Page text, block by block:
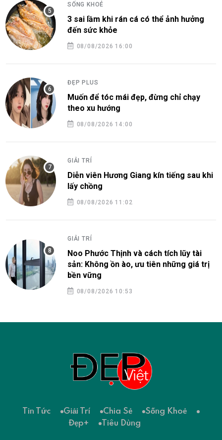
SỐNG KHOẺ
3 sai lầm khi rán cá có thể ảnh hưởng
đến sức khỏe
08/08/2026 16:00
ĐẸP PLUS
Muốn để tóc mái đẹp, đừng chỉ chạy
theo xu hướng
08/08/2026 14:00
GIẢI TRÍ
Diễn viên Hương Giang kín tiếng sau khi
lấy chồng
08/08/2026 11:02
GIẢI TRÍ
Noo Phước Thịnh và cách tích lũy tài
sản: Không ồn ào, ưu tiên những giá trị
bền vững
08/08/2026 10:53
Tin Tức Giải Trí Chia Sẻ
Sống Khoẻ
Đẹp+
Tiêu Dùng